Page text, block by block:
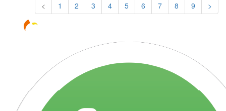
< 1 2 3 4 5 6 7 8 9 >